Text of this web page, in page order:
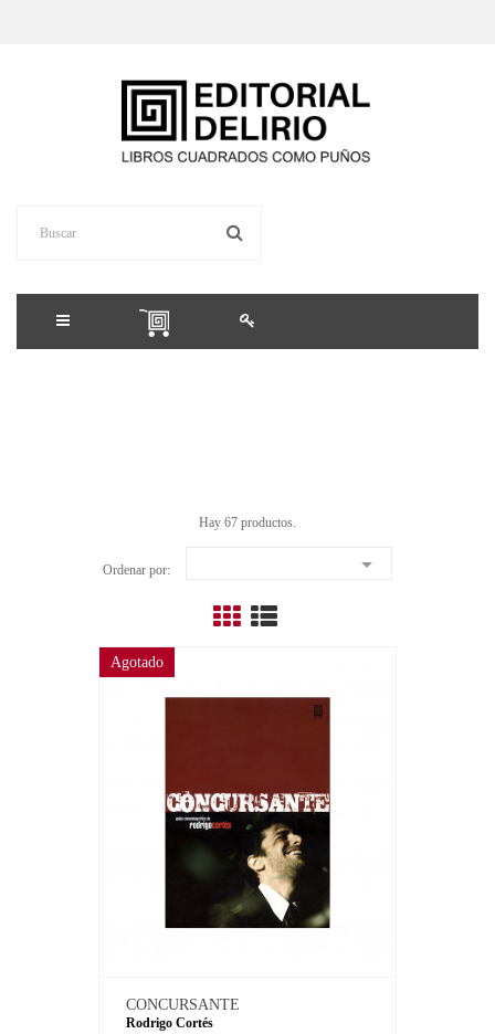
Hay 67 productos.
Ordenar por: 
Agotado
CONCURSANTE
Rodrigo Cortés